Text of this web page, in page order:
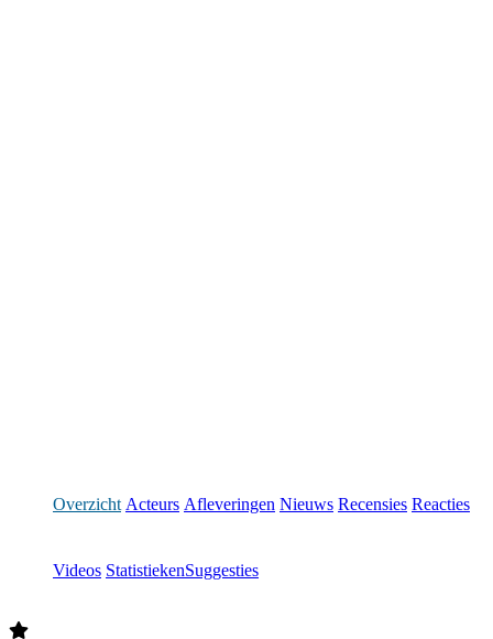
Overzicht Acteurs Afleveringen Nieuws Recensies Reacties
Videos StatistiekenSuggesties